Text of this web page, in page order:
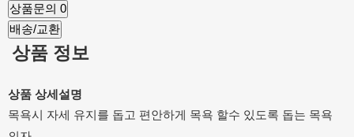
상품문의 0
배송/교환
상품 정보
상품 상세설명
목욕시 자세 유지를 돕고 편안하게 목욕 할수 있도록 돕는 목욕